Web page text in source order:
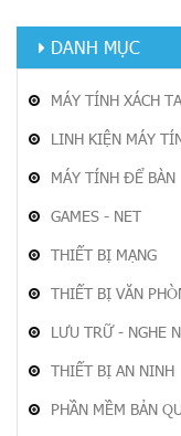
DANH MỤC
MÁY TÍNH XÁCH
LINH KIỆN MÁY
MÁY TÍNH ĐỂ BÀN
GAMES - NET
THIẾT BỊ MẠNG
THIẾT BỊ VĂN
LƯU TRỮ - NGHE
THIẾT BỊ AN NINH
PHẦN MỀM BẢN